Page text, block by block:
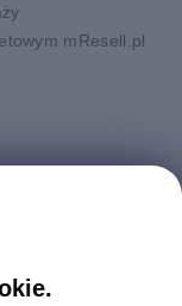
mResell.pl